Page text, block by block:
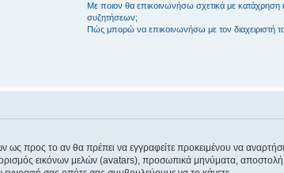
Με ποιον θα επικοινωνήσω σχετικά με κατάχρηση
συζητήσεων;
Πώς μπορώ να επικοινωνήσω με τον διαχειριστή
ως προς το αν θα πρέπει να εγγραφείτε προκειμένου να
εικόνων μελών (avatars), προσωπικά μηνύματα,